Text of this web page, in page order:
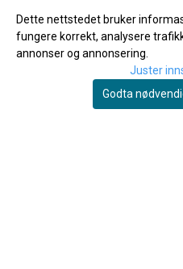
Vandoren
Vandoren V5
Traditional fliser til
bassklarinett 1 1/2
Dette nettstedet bruker
fungere korrekt, analysere
annonser og annonsering.
Juster
Godta